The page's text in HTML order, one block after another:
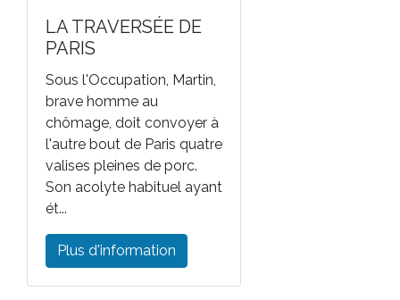
LA TRAVERSÉE DE
PARIS
Sous l'Occupation, Martin,
brave homme au
chômage, doit convoyer à
l'autre bout de Paris quatre
valises pleines de porc.
Son acolyte habituel ayant
ét...
Plus d'information